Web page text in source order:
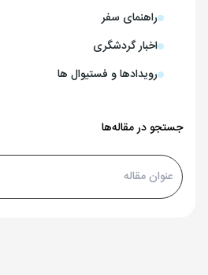
راهنمای سفر
اخبار گردشگری
رویدادها و فستیوال ها
جستجو در مقاله‌ها